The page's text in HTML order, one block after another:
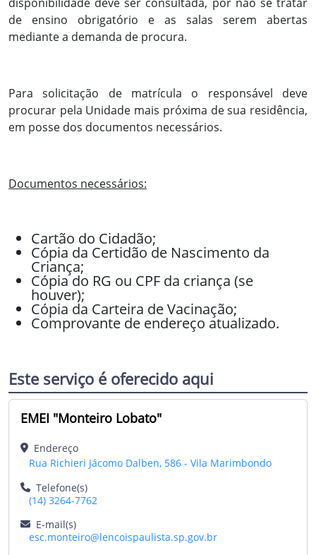
de ensino obrigatório e as salas serem abertas
mediante a demanda de procura.
Para solicitação de matrícula o responsável deve
procurar pela Unidade mais próxima de sua residência,
em posse dos documentos necessários.
Documentos necessários:
Cartão do Cidadão;
Cópia da Certidão de Nascimento da
Criança;
Cópia do RG ou CPF da criança (se
houver);
Cópia da Carteira de Vacinação;
Comprovante de endereço atualizado.
Este serviço é oferecido aqui
EMEI "Monteiro Lobato"
Endereço
Rua Richieri Jácomo Dalben, 586 - Vila Marimbondo
Telefone(s)
(14) 3264-7762
E-mail(s)
esc.monteiro@lencoispaulista.sp.gov.br